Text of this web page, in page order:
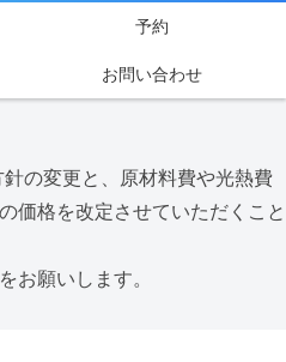
予約
お問い合わせ
の変更と、原材料費や光熱費
価格を改定させていただくこと
お願いします。